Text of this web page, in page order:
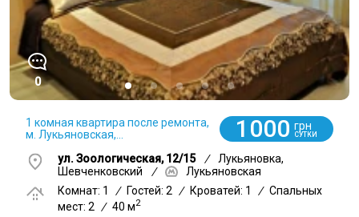
0
1 комная квартира после ремонта,
м. Лукьяновская,...
1000 грн
СУТКИ
ул. Зоологическая, 12/15 /
Лукьяновка,
Шевченковский
/
Лукьяновская
Комнат: 1
/ Гостей: 2 / Кроватей: 1 / Спальных
мест: 2
/ 40 м2